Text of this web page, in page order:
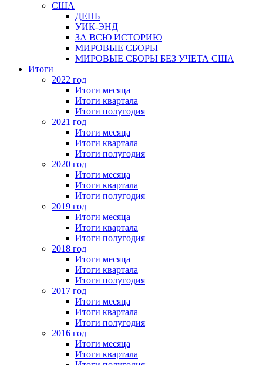
США
ДЕНЬ
УИК-ЭНД
ЗА ВСЮ ИСТОРИЮ
МИРОВЫЕ СБОРЫ
МИРОВЫЕ СБОРЫ БЕЗ УЧЕТА США
Итоги
2022 год
Итоги месяца
Итоги квартала
Итоги полугодия
2021 год
Итоги месяца
Итоги квартала
Итоги полугодия
2020 год
Итоги месяца
Итоги квартала
Итоги полугодия
2019 год
Итоги месяца
Итоги квартала
Итоги полугодия
2018 год
Итоги месяца
Итоги квартала
Итоги полугодия
2017 год
Итоги месяца
Итоги квартала
Итоги полугодия
2016 год
Итоги месяца
Итоги квартала